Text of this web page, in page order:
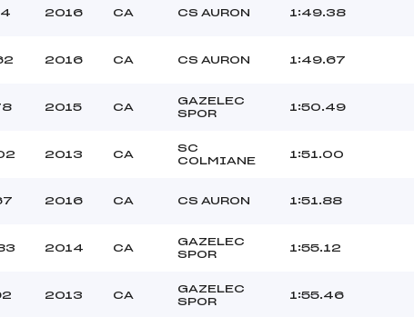
2016 CA CS AURON 1:49.38
2016 CA CS AURON 1:49.67
2015 CA
GAZELEC
SPOR
1:50.49
2013 CA
SC
COLMIANE
1:51.00
2016 CA CS AURON 1:51.88
2014 CA
GAZELEC
SPOR
1:55.12
2013 CA
GAZELEC
SPOR
1:55.46